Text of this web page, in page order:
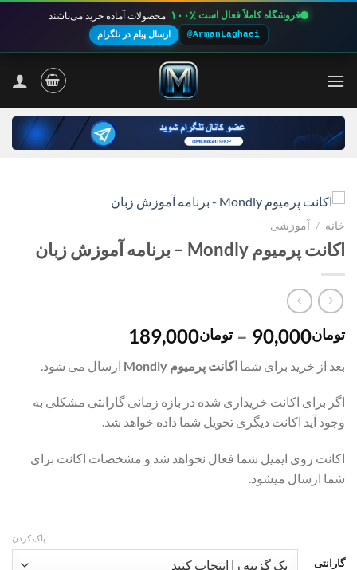
فروشگاه کاملاً فعال است ۱۰۰٪ محصولات آماده خرید می‌باشند
@ArmanLaghaei ارسال پیام در تلگرام
خانه / آموزشی
اکانت پرمیوم Mondly – برنامه آموزش زبان
تومان90,000
– تومان189,000
تومان90,000
تا
تومان189,000
بعد از خرید برای شما اکانت پرمیوم Mondly ارسال می شود.
اگر برای اکانت خریداری شده در بازه زمانی گارانتی مشکلی به
وجود آید اکانت دیگری تحویل شما داده خواهد شد.
اکانت روی ایمیل شما فعال نخواهد شد و مشخصات اکانت برای
شما ارسال میشود.
گارانتی
پاک کردن